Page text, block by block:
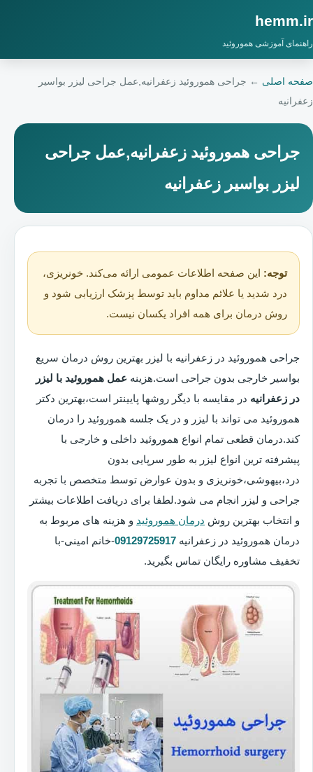
hemm.ir
راهنمای آموزشی هموروئید
صفحه اصلی ← جراحی هموروئید زعفرانیه,عمل جراحی لیزر بواسیر
زعفرانیه
جراحی هموروئید زعفرانیه,عمل جراحی
لیزر بواسیر زعفرانیه
توجه: این صفحه اطلاعات عمومی ارائه می‌کند. خونریزی،
درد شدید یا علائم مداوم باید توسط پزشک ارزیابی شود و
روش درمان برای همه افراد یکسان نیست.
جراحی هموروئید در زعفرانیه با لیزر بهترین روش درمان سریع
بواسیر خارجی بدون جراحی است.هزینه عمل هموروئید با لیزر
در زعفرانیه در مقایسه با دیگر روشها پایینتر است،بهترین دکتر
هموروئید می تواند با لیزر و در یک جلسه هموروئید را درمان
کند.درمان قطعی تمام انواع هموروئید داخلی و خارجی با
پیشرفته ترین انواع لیزر به طور سرپایی بدون
درد،بیهوشی،خونریزی و بدون عوارض توسط متخصص با تجربه
جراحی و لیزر انجام می شود.لطفا برای دریافت اطلاعات بیشتر
و انتخاب بهترین روش درمان هموروئید و هزینه های مربوط به
درمان هموروئید در زعفرانیه 09129725917-خانم امینی-با
تخفیف مشاوره رایگان تماس بگیرید.